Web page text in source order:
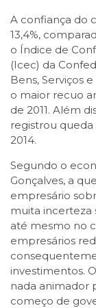
A confiança do
13,4%,
o Índice de
(Icec) da
Bens, Serviços
o maior recuo
de 2011. Além
registrou queda
2014.
Segundo o
Gonçalves, a
empresário
muita
até mesmo no
empresários
investimentos.
nada animador
começo de